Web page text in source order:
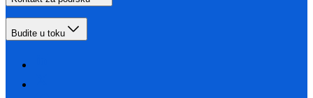
Budite u toku